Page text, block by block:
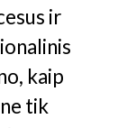
ir
kaip
tik